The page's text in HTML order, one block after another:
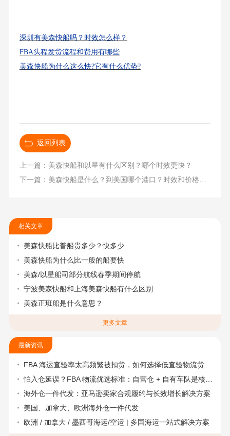
深圳有美森快船吗？时效怎么样？
FBA头程发货流程和费用有哪些
美森快船为什么这么快?它有什么优势?
返回列表
上一篇：美森快船和以星有什么区别？哪个时效更快？
相关文章
美森快船比普船贵多少？快多少
美森快船为什么比一般的船要快
美森/以星船司部分航线春季期间停航
宁波美森快船和上海美森快船有什么区别
美森正班船是什么意思？
更多文章
最新资讯
FBA 海运查验率太高频繁被扣货，如何选择低查验物流货代？
怕入仓延误？FBA 物流优选标准：自营仓 + 自有车队是核心硬指标
海外仓一件代发：亚马逊卖家合规履约与长效增长解决方案
美国、加拿大、欧洲海外仓一件代发
欧洲 / 加拿大 / 墨西哥海运/空运 | 多国海运一站式解决方案